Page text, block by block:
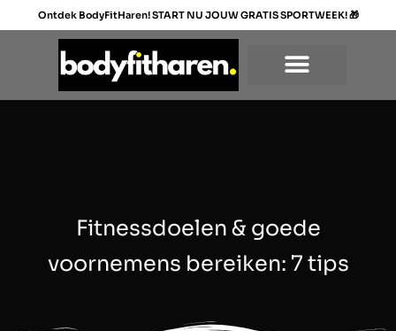
naar
Ontdek BodyFitHaren! START NU JOUW GRATIS SPORTWEEK!🎁
Fitnessdoelen & goede
voornemens bereiken: 7 tips